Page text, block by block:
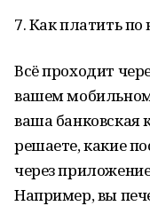
7. Как платить по
Всё проходит
вашем
ваша банковская
решаете, какие
через
Например, вы